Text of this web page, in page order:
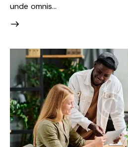
unde omnis…